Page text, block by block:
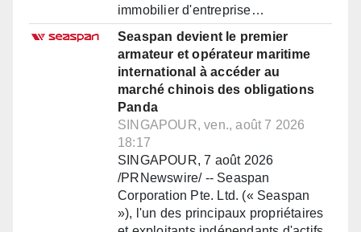
immobilier d'entreprise…
Seaspan devient le premier
armateur et opérateur maritime
international à accéder au
marché chinois des obligations
Panda
SINGAPOUR, ven., août 7 2026
18:17
SINGAPOUR, 7 août 2026
/PRNewswire/ -- Seaspan
Corporation Pte. Ltd. (« Seaspan
»), l'un des principaux propriétaires